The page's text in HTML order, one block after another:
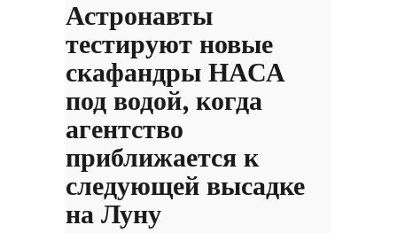
Астронавты
тестируют новые
скафандры НАСА
под водой, когда
агентство
приближается к
следующей высадке
на Луну